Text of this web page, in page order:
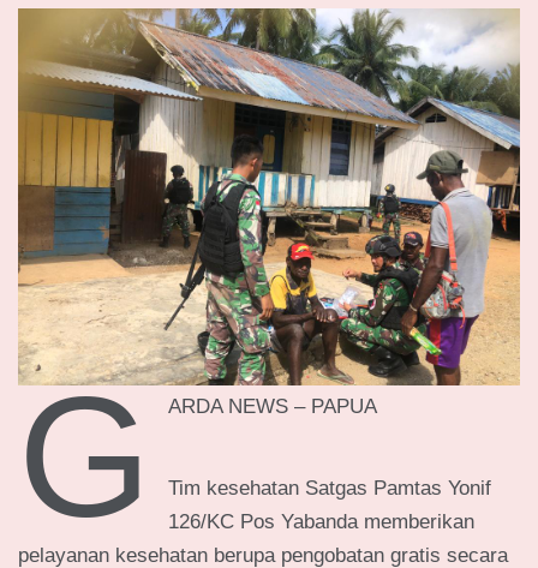
G ARDA NEWS – PAPUA
Tim kesehatan Satgas Pamtas Yonif
126/KC Pos Yabanda memberikan
pelayanan kesehatan berupa pengobatan gratis secara